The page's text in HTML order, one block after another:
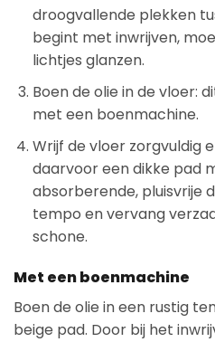
droogvallende plekken
begint met inwrijven,
lichtjes glanzen.
Boen de olie in de vloer:
met een boenmachine.
Wrijf de vloer zorgvuldig
daarvoor een dikke pad
absorberende, pluisvrije
tempo en vervang
schone.
Met een boenmachine
Boen de olie in een rustig
beige pad. Door bij het